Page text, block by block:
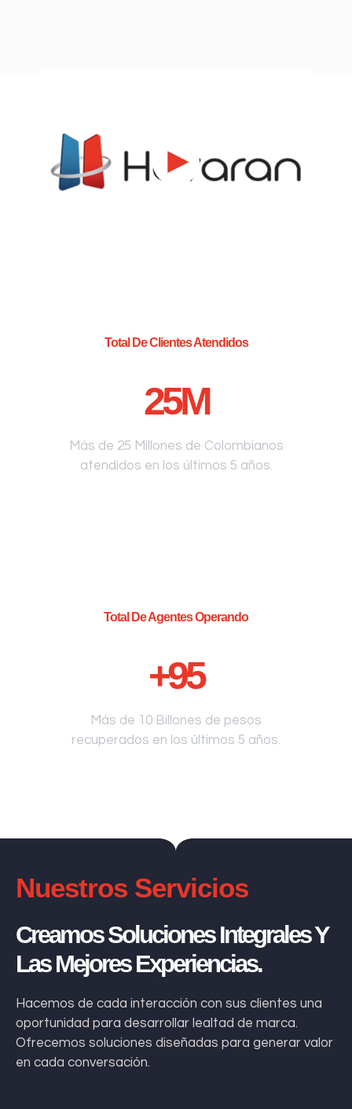
Total De Clientes Atendidos
25M
Más de 25 Millones de Colombianos
atendidos en los últimos 5 años.
Total De Agentes Operando
+95
Más de 10 Billones de pesos
recuperados en los últimos 5 años.
Nuestros Servicios
Creamos Soluciones Integrales Y
Las Mejores Experiencias.
Hacemos de cada interacción con sus clientes una
oportunidad para desarrollar lealtad de marca.
Ofrecemos soluciones diseñadas para generar valor
en cada conversación.